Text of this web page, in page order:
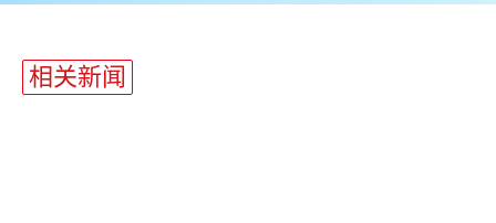
相关新闻